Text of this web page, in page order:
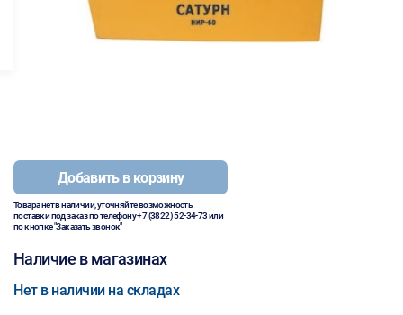
Добавить в корзину
Товара нет в наличии, уточняйте возможность
поставки под заказ по телефону+7 (3822) 52-34-73или
по кнопке "Заказать звонок"
Наличие в магазинах
Нет в наличии на складах